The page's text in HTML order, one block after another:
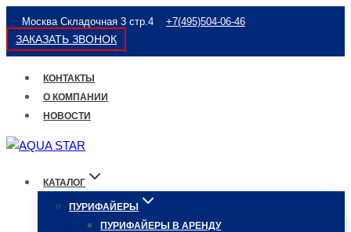
Перейти
к
содержимому
Москва Складочная 3 стр.4 +7(495)504-06-46
ЗАКАЗАТЬ ЗВОНОК
КОНТАКТЫ
О КОМПАНИИ
НОВОСТИ
КАТАЛОГ
ПУРИФАЙЕРЫ
ПУРИФАЙЕРЫ В АРЕНДУ